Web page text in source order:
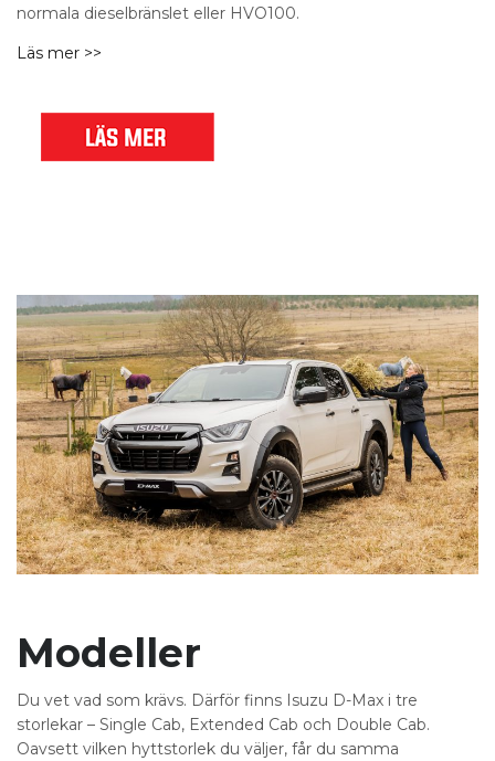
normala dieselbränslet eller HVO100.
Läs mer >>
Modeller
Du vet vad som krävs. Därför finns Isuzu D-Max i tre
storlekar – Single Cab, Extended Cab och Double Cab.
Oavsett vilken hyttstorlek du väljer, får du samma